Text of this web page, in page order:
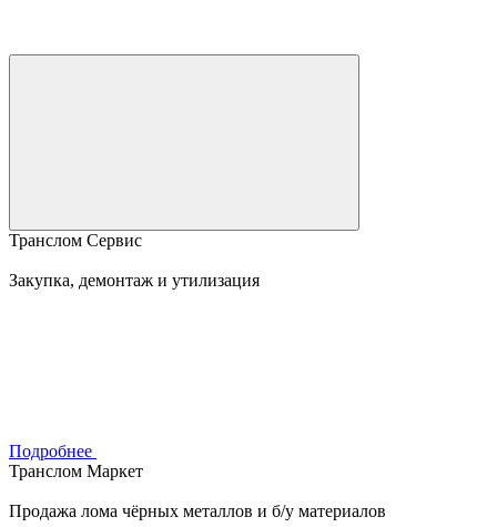
Транслом Сервис
Закупка, демонтаж и утилизация
Подробнее
Транслом Маркет
Продажа лома чёрных металлов и б/у материалов